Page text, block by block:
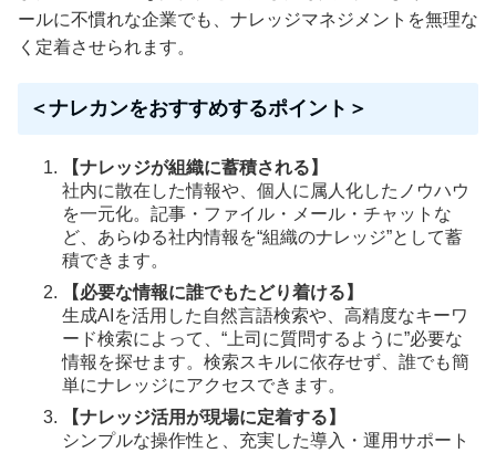
ールに不慣れな企業でも、ナレッジマネジメントを無理な
く定着させられます。
＜ナレカンをおすすめするポイント＞
【ナレッジが組織に蓄積される】
社内に散在した情報や、個人に属人化したノウハウ
を一元化。記事・ファイル・メール・チャットな
ど、あらゆる社内情報を“組織のナレッジ”として蓄
積できます。
【必要な情報に誰でもたどり着ける】
生成AIを活用した自然言語検索や、高精度なキーワ
ード検索によって、“上司に質問するように”必要な
情報を探せます。検索スキルに依存せず、誰でも簡
単にナレッジにアクセスできます。
【ナレッジ活用が現場に定着する】
シンプルな操作性と、充実した導入・運用サポート